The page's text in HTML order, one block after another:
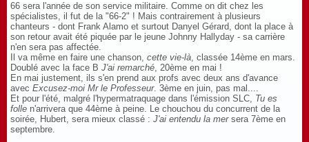
66 sera l'année de son service militaire. Comme on dit chez les
spécialistes, il fut de la "66-2" ! Mais contrairement à plusieurs
chanteurs - dont Frank Alamo et surtout Danyel Gérard, dont la place à
son retour avait été piquée par le jeune Johnny Hallyday - sa carrière
n'en sera pas affectée.
Il va même en faire une chanson, cette vie-là, classée 14ème en mars.
Doublé avec la face B J'ai remarché, 20ème en mai !
En mai justement, ils s'en prend aux profs avec deux ans d'avance
avec Excusez-moi Mr le Professeur. 3ème en juin, pas mal....
Et pour l'été, malgré l'hypermatraquage dans l'émission SLC, Tu es
folle n'arrivera que 44ème à peine. Le chouchou du concurrent de la
soirée, Hubert, sera mieux classé : J'ai entendu la mersera 7ème en
septembre.